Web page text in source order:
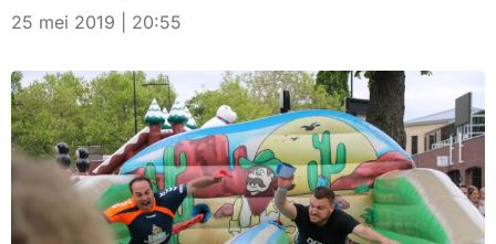
25 mei 2019 | 20:55